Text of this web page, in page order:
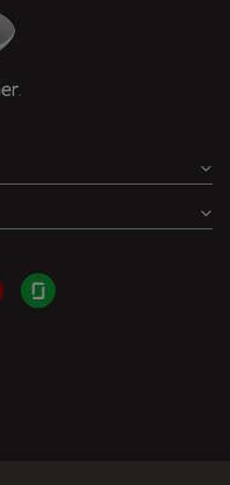
Logo
Glassdoor